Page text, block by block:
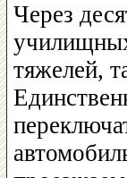
Через
тяжелей,